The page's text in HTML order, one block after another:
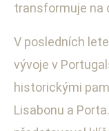
destinace
centrum
transformuje na
V posledních
vývoje v
historickými
Lisabonu a